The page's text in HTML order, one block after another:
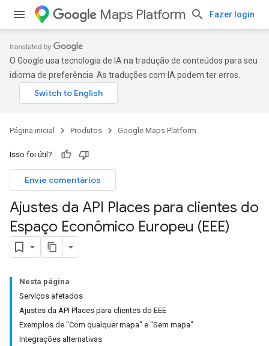
Maps Platform Fazer login
O Google usa tecnologia de IA na tradução de conteúdos para seu
idioma de preferência. As traduções com IA podem ter erros.
Página inicial Produtos Google Maps Platform
Isso foi útil?
Envie comentários
Ajustes da API Places para clientes do
Espaço Econômico Europeu (EEE)
Nesta página
Serviços afetados
Ajustes da API Places para clientes do EEE
Exemplos de "Com qualquer mapa" e "Sem mapa"
Integrações alternativas